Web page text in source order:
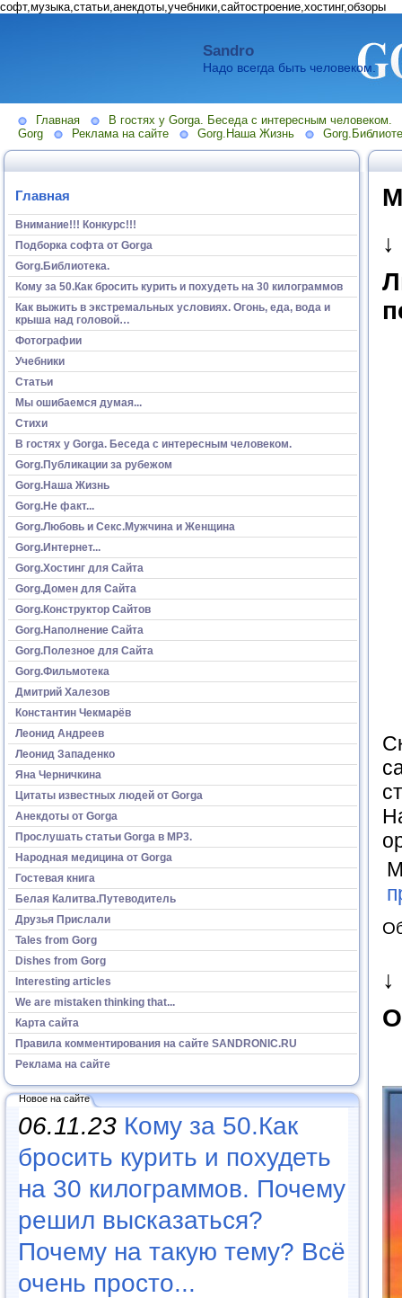
софт,музыка,статьи,анекдоты,учебники,сайтостроение,хостинг,обзоры
Sandro
Надо всегда быть человеком.
Главная
В гостях у Gorga. Беседа с интересным человеком.
Gorg
Реклама на сайте Gorg.Наша Жизнь
Главная
Внимание!!! Конкурс!!!
Подборка софта от Gorga
Gorg.Библиотека.
Кому за 50.Как бросить курить и похудеть на 30 килограммов
Как выжить в экстремальных условиях. Огонь, еда, вода и
крыша над головой…
Фотографии
Учебники
Статьи
Мы ошибаемся думая...
Стихи
В гостях у Gorga. Беседа с интересным человеком.
Gorg.Публикации за рубежом
Gorg.Наша Жизнь
Gorg.Не факт...
Gorg.Любовь и Секс.Мужчина и Женщина
Gorg.Интернет...
Gorg.Хостинг для Сайта
Gorg.Домен для Сайта
Gorg.Конструктор Сайтов
Gorg.Наполнение Сайта
Gorg.Полезное для Сайта
Gorg.Фильмотека
Дмитрий Халезов
Константин Чекмарёв
Леонид Андреев
Леонид Западенко
Яна Черничкина
Цитаты известных людей от Gorga
Анекдоты от Gorga
Прослушать статьи Gorga в МР3.
Народная медицина от Gorga
Гостевая книга
Белая Калитва.Путеводитель
Друзья Прислали
Tales from Gorg
Dishes from Gorg
Interesting articles
We are mistaken thinking that...
Карта сайта
Правила комментирования на сайте SANDRONIC.RU
Реклама на сайте
Новое на сайте
06.11.23 Кому за 50.Как
бросить курить и похудеть
на 30 килограммов. Почему
решил высказаться?
Почему на такую тему? Всё
очень просто...